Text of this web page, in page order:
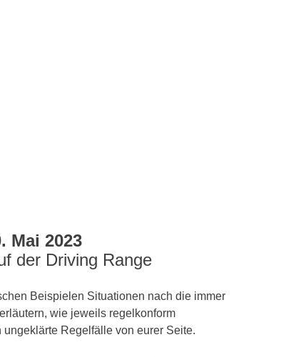
Mai 2023
der Driving Range
Beispielen Situationen nach die immer
wie jeweils regelkonform
Regelfälle von eurer Seite.